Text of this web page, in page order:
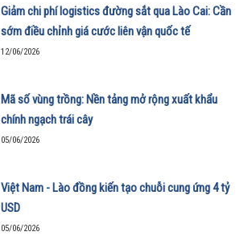
Giảm chi phí logistics đường sắt qua Lào Cai: Cần
sớm điều chỉnh giá cước liên vận quốc tế
12/06/2026
Mã số vùng trồng: Nền tảng mở rộng xuất khẩu
chính ngạch trái cây
05/06/2026
Việt Nam - Lào đồng kiến tạo chuỗi cung ứng 4 tỷ
USD
05/06/2026